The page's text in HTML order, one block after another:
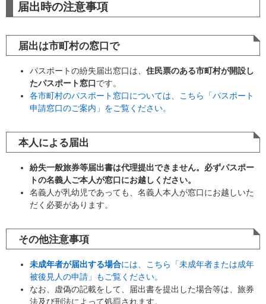
届出時の注意事項
届出は市町村の窓口で
パスポートの紛失届出窓口は、 住民票のある市町村が開設し
たパスポート窓口です。
各市町村のパスポート窓口については、こちら「パスポート
申請窓口のご案内」をご覧ください。
本人による届出
紛失一般旅券等届出書は代理提出できません。 必ずパスポー
トの名義人ご本人が窓口にお越しください。
名義人が乳幼児であっても、名義人本人が窓口にお越しいた
だく必要があります。
その他注意事項
未成年者が届出する場合には、こちら「未成年者または成年
被後見人の申請」もご覧ください。
なお、虚偽の記載をして、届出書を提出した場合等は、旅券
法及び刑法によって処罰されます。